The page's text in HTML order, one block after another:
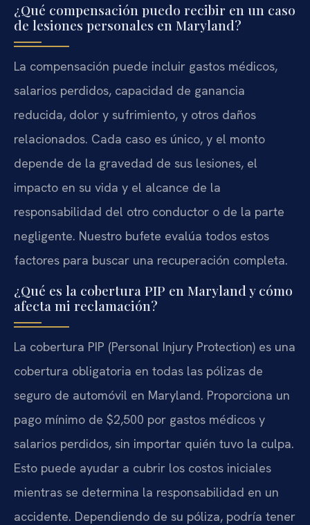
¿Qué compensación puedo recibir en un caso
de lesiones personales en Maryland?
La compensación puede incluir gastos médicos,
salarios perdidos, capacidad de ganancia
reducida, dolor y sufrimiento, y otros daños
relacionados. Cada caso es único, y el monto
depende de la gravedad de sus lesiones, el
impacto en su vida y el alcance de la
responsabilidad del otro conductor o de la parte
negligente. Nuestro bufete evalúa todos estos
factores para buscar una recuperación completa.
¿Qué es la cobertura PIP en Maryland y cómo
afecta mi reclamación?
La cobertura PIP (Personal Injury Protection) es una
cobertura obligatoria en todas las pólizas de
seguro de automóvil en Maryland. Proporciona un
pago mínimo de $2,500 por gastos médicos y
salarios perdidos, sin importar quién tuvo la culpa.
Esto puede ayudar a cubrir los costos iniciales
mientras se determina la responsabilidad en un
accidente. Dependiendo de su póliza, podría tener